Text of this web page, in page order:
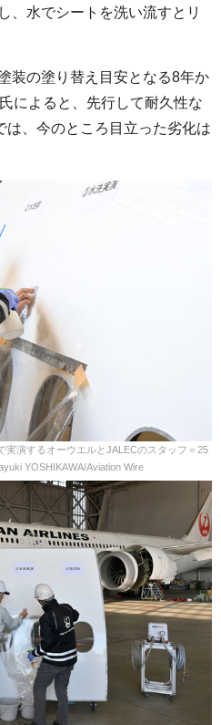
、水でシートを洗い流すとリ
装の塗り替え目安となる8年か
によると、先行して耐久性な
は、今のところ目立った劣化は
実演するオーウエルとJALECのスタッフ＝25
YOSHIKAWA/Aviation Wire